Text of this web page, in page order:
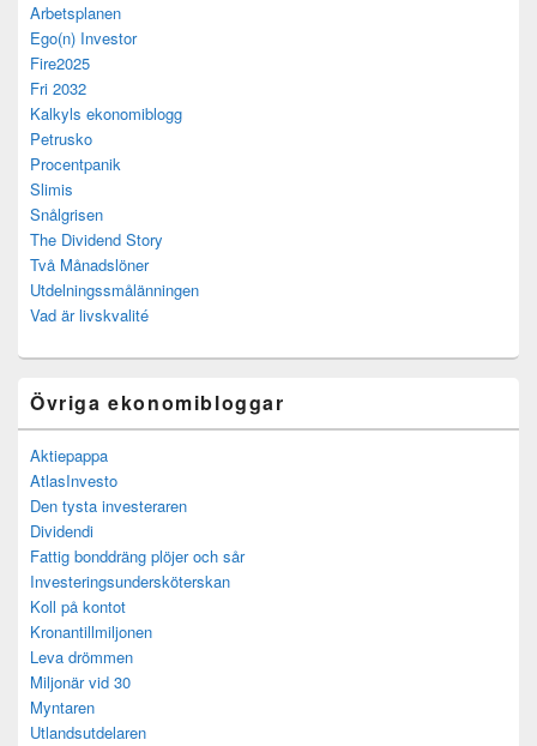
Arbetsplanen
Ego(n) Investor
Fire2025
Fri 2032
Kalkyls ekonomiblogg
Petrusko
Procentpanik
Slimis
Snålgrisen
The Dividend Story
Två Månadslöner
Utdelningssmålänningen
Vad är livskvalité
Övriga ekonomibloggar
Aktiepappa
AtlasInvesto
Den tysta investeraren
Dividendi
Fattig bonddräng plöjer och sår
Investeringsundersköterskan
Koll på kontot
Kronantillmiljonen
Leva drömmen
Miljonär vid 30
Myntaren
Utlandsutdelaren